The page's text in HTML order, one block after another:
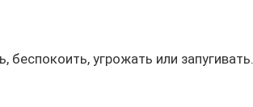
угрожать или запугивать.